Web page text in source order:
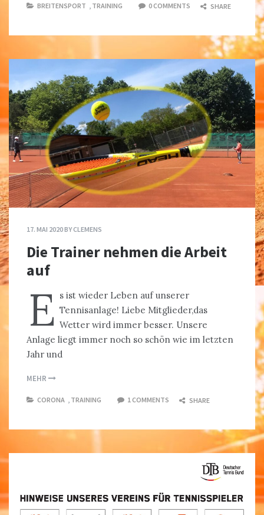
BREITENSPORT TRAINING 0 COMMENTS SHARE
17. MAI 2020BYCLEMENS
Die Trainer nehmen die Arbeit
auf
E s ist wieder Leben auf unserer
Tennisanlage! Liebe Mitglieder,das
Wetter wird immer besser. Unsere
Anlage liegt immer noch so schön wie im letzten
Jahr und
MEHR
CORONA TRAINING 1 COMMENTS SHARE